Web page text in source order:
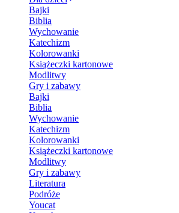
Bajki
Biblia
Wychowanie
Katechizm
Kolorowanki
Książeczki kartonowe
Modlitwy
Gry i zabawy
Bajki
Biblia
Wychowanie
Katechizm
Kolorowanki
Książeczki kartonowe
Modlitwy
Gry i zabawy
Literatura
Podróże
Youcat